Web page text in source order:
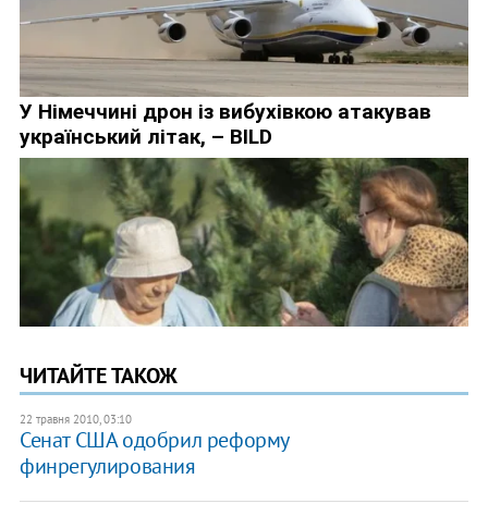
ЧИТАЙТЕ ТАКОЖ
22 травня 2010, 03:10
Сенат США одобрил реформу
финрегулирования